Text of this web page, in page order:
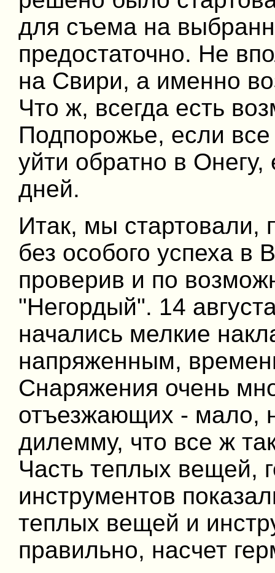
для съема на
предостаточно. Не
на Свири, а именно
Что ж, всегда есть
Подпорожье, если
уйти обратно в
дней.
Итак, мы стартовали,
без особого успеха в
проверив и по
"Негордый". 14
начались мелкие
напряженным,
Снаряжения очень
отъезжающих - мало,
дилемму, что все ж
Часть теплых вещей,
инструментов
теплых вещей и
правильно, насчет